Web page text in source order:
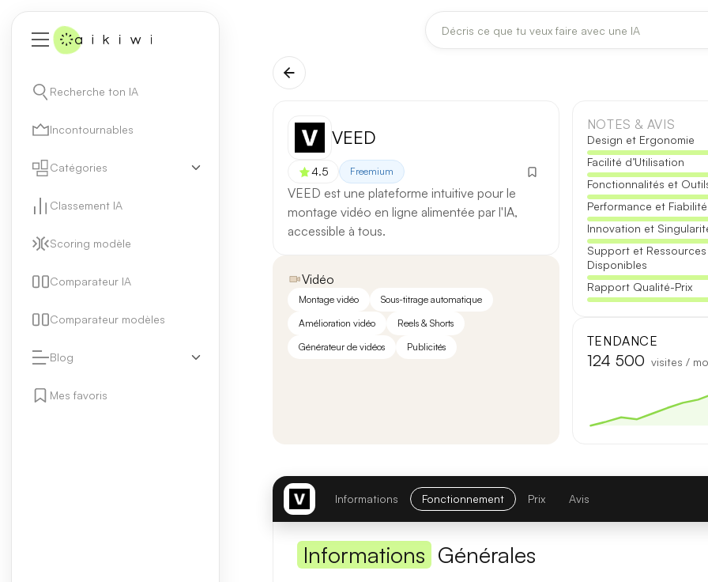
Recherche ton IA
Incontournables
Catégories
Classement IA
Scoring modèle
Comparateur IA
Comparateur modèles
Blog
Mes favoris
[TEST] Claude Opus 4.8 : ce qui change
5 août 2026
Anthropic met à jour Claude Opus le 2 août 2026. Cette
fiabilité des réponses longues et la vitesse de première réponse.
Contexte étendu— les documents longs sont traités d’un
Réponses longues
— latence réduite sur les requêtes courtes.
Comparatif avec la version précédente
Latence 1re réponse
Contexte maximal
VEED
4.5 Freemium
VEED est une plateforme intuitive pour le
montage vidéo en ligne alimentée par l'IA,
accessible à tous.
Vidéo
Montage vidéo
Sous-titrage automatique
Amélioration vidéo
Reels & Shorts
Générateur de vidéos
Publicités
NOTES & AVIS
Design et Ergonomie
Facilité d’Utilisation
Fonctionnalités et
Performance et Fiabilité
Innovation et
Support et Ressources
Disponibles
Rapport Qualité-Prix
TENDANCE
124 500 visites /
Informations Fonctionnement Prix Avis
Informations Générales